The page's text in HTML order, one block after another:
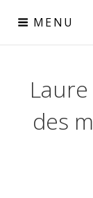
content
MENU
le collectif IA
des